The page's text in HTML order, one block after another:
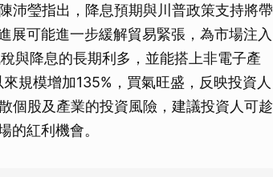
沛瑩指出，降息預期與川普政策支持將帶
展可能進一步緩解貿易緊張，為市場注入
與降息的長期利多，並能搭上非電子產
規模增加135%，買氣旺盛，反映投資人
個股及產業的投資風險，建議投資人可趁
的紅利機會。